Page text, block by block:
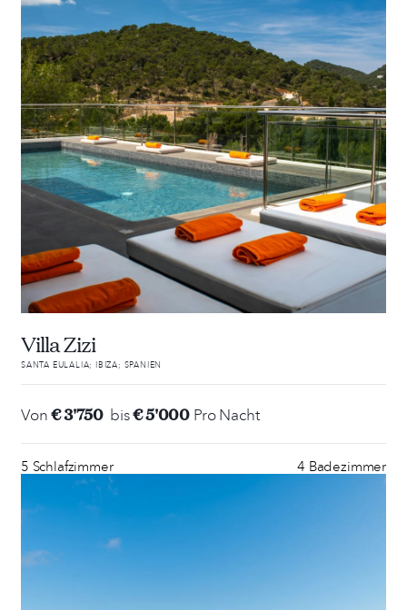
Villa Zizi
SANTA EULALIA; IBIZA; SPANIEN
Von€ 3'750 bis€ 5'000 Pro Nacht
5 Schlafzimmer 4 Badezimmer